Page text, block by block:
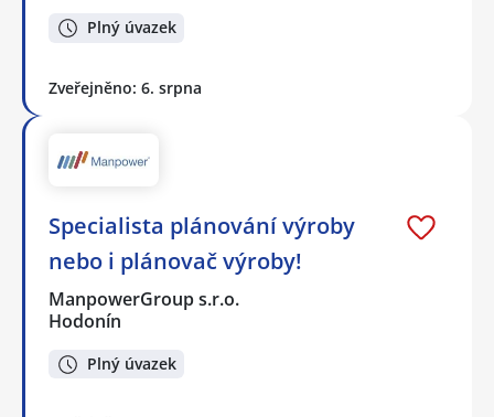
Plný úvazek
Zveřejněno: 6. srpna
Specialista plánování výroby
nebo i plánovač výroby!
ManpowerGroup s.r.o.
Hodonín
Plný úvazek